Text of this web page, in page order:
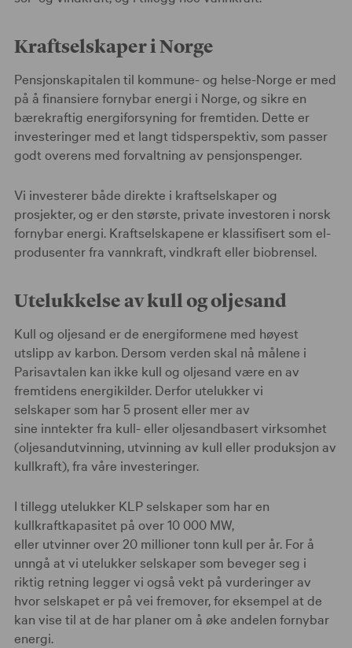
Kraftselskaper i Norge
Pensjonskapitalen til kommune- og helse-Norge er med
på å finansiere fornybar energi i Norge, og sikre en
bærekraftig energiforsyning for fremtiden. Dette er
investeringer med et langt tidsperspektiv, som passer
godt overens med forvaltning av pensjonspenger.
Vi investerer både direkte i kraftselskaper og
prosjekter, og er den største, private investoren i norsk
fornybar energi. Kraftselskapene er klassifisert som el-
produsenter fra vannkraft, vindkraft eller biobrensel.
Utelukkelse av kull og oljesand
Kull og oljesand er de energiformene med høyest
utslipp av karbon. Dersom verden skal nå målene i
Parisavtalen kan ikke kull og oljesand være en av
fremtidens energikilder. Derfor utelukker vi
selskaper som har 5 prosent eller mer av
sine inntekter fra kull- eller oljesandbasert virksomhet
(oljesandutvinning, utvinning av kull eller produksjon av
kullkraft), fra våre investeringer.
I tillegg utelukker KLP selskaper som har en
kullkraftkapasitet på over 10 000 MW,
eller utvinner over 20 millioner tonn kull per år. For å
unngå at vi utelukker selskaper som beveger seg i
riktig retning legger vi også vekt på vurderinger av
hvor selskapet er på vei fremover, for eksempel at de
kan vise til at de har planer om å øke andelen fornybar
energi.